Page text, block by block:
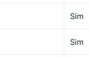
Sim
Sim